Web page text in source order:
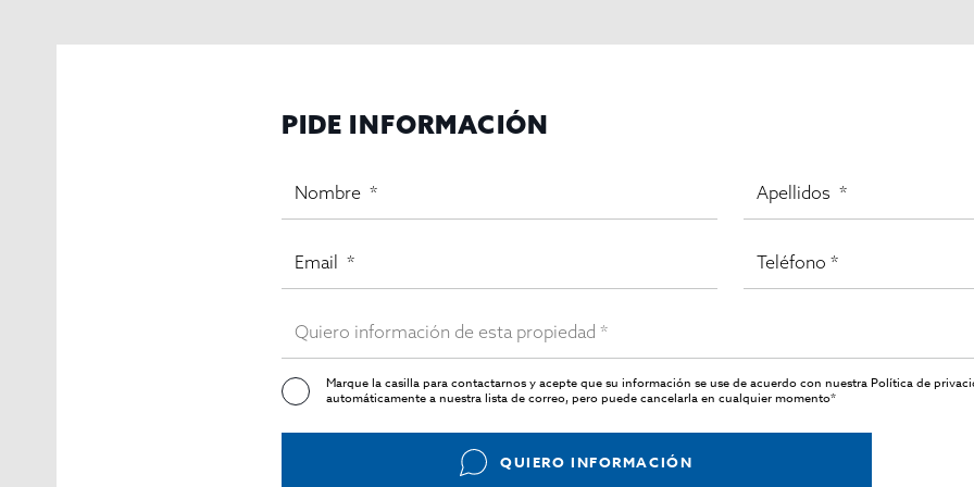
PIDE INFORMACIÓN
Marque la casilla para contactarnos y acepte que su información se use de acuerdo con nuestraPolítica de
automáticamente a nuestra lista de correo, pero puede cancelarla en cualquier momento*
QUIERO INFORMACIÓN